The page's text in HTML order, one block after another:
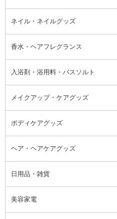
洗い流すパック・マスク
リップクリーム・リップケア
顔用マッサージ料
チーク
ハイライト・シェーディング
バストケア
ネイルケア
脱毛・除毛ケア
ヘアスタイリング剤
頭皮ケア・育毛剤
その他シャンプー・ヘアケア・ヘ
アスタイリング
サンオイル・タンニング
その他日焼け対策・UVケア
デオドラント・制汗剤・汗ケア全
て
フット用デオドラント・制汗剤・
汗ケア
ネイル・ネイルグッズ
ネイル・ネイルグッズ全て
ジェルネイル
リムーバー・除光液
香水・ヘアフレグランス
香水・ヘアフレグランス全て
フレグランスミスト
その他香水・ヘアフレグランス
入浴剤・浴用料・バスソルト
入浴剤・浴用料・バスソルト全て
バスソルト
メイクアップ・ケアグッズ
メイクアップ・ケアグッズ全て
コットン・綿棒
洗顔グッズ
ブラシ・チップ
ボディケアグッズ
ボディケアグッズ全て
マッサージ・ボディケアグッズ
かかと・角質ケアグッズ
ヘア・ヘアケアグッズ
ヘア・ヘアケアグッズ全て
ヘアゴム
日用品・雑貨
日用品・雑貨全て
美容家電